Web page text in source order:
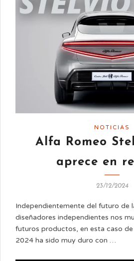
NOTICIAS
Alfa Romeo
aprece en
23/12/2024
Independientemente del futuro de
diseñadores independientes nos
futuros productos, en esta caso
2024 ha sido muy duro con …